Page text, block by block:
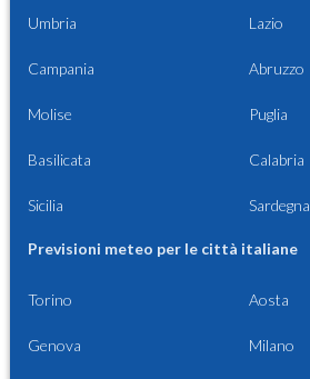
Umbria Lazio
Campania Abruzzo
Molise Puglia
Basilicata Calabria
Sicilia Sardegna
Previsioni meteo per le città italiane
Torino Aosta
Genova Milano